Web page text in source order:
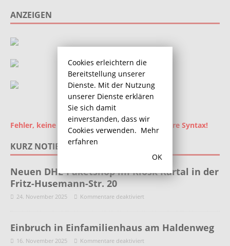
ANZEIGEN
Fehler, keine Ad-ID gesetzt! Überprüfen Sie Ihre Syntax!
KURZ NOTIERT
Neuen DHL-Paketshop im Kiosk Kartal in der
Fritz-Husemann-Str. 20
24. November 2025 Kommentare deaktiviert
Einbruch in Einfamilienhaus am Haldenweg
16. November 2025 Kommentare deaktiviert
Cookies erleichtern die
Bereitstellung unserer
Dienste. Mit der Nutzung
unserer Dienste erklären
Sie sich damit
einverstanden, dass wir
Cookies verwenden. Mehr
erfahren
OK